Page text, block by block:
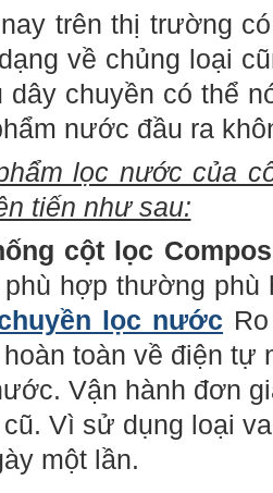
trên thị trường
về chủng loại
dây chuyền có thể
nước đầu ra
lọc nước của
tiến như sau:
cột lọc
phù hợp thường
lọc nước
hoàn toàn về điện
Vận hành đơn
cũ. Vì sử dụng loại
một lần.